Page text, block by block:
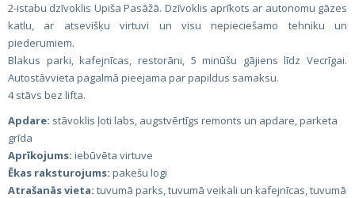
2-istabu dzīvoklis Upiša Pasāžā. Dzīvoklis aprīkots ar autonomu gāzes
katlu, ar atsevišķu virtuvi un visu nepieciešamo tehniku ​​un
piederumiem.
Blakus parki, kafejnīcas, restorāni, 5 minūšu gājiens līdz Vecrīgai.
Autostāvvieta pagalmā pieejama par papildus samaksu.
4 stāvs bez lifta.
Apdare: stāvoklis ļoti labs, augstvērtīgs remonts un apdare, parketa
grīda
Aprīkojums: iebūvēta virtuve
Ēkas raksturojums: pakešu logi
Atrašanās vieta: tuvumā parks, tuvumā veikali un kafejnīcas, tuvumā